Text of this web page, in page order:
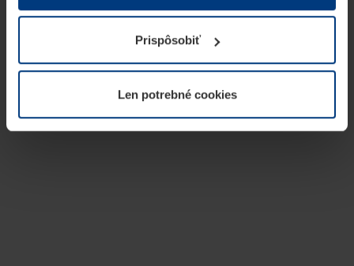
prevádzku tejto stránky. Pre všetky ostatné typy cookie
potrebujeme Vaše povolenie. Vaše povolenie môžete
kedykoľvek zmeniť alebo odvolať vo vysvetlení cookie
našej webovej stránky.
Prispôsobiť
Len potrebné cookies